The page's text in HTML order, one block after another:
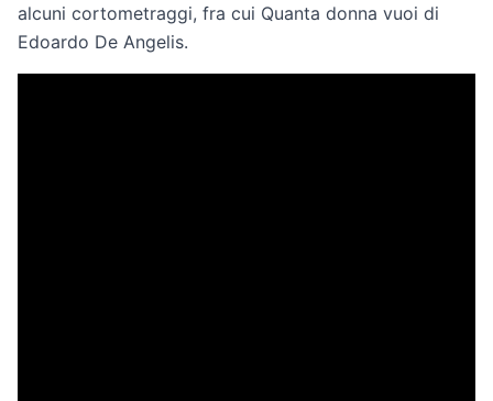
alcuni cortometraggi, fra cui Quanta donna vuoi di
Edoardo De Angelis.